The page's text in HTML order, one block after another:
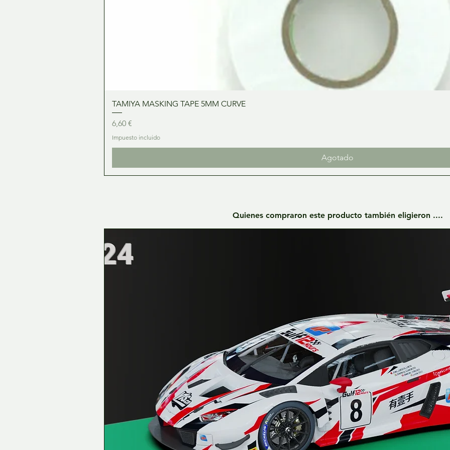
TAMIYA MASKING TAPE 5MM CURVE
Precio
6,60 €
Impuesto incluido
Agotado
Quienes compraron este producto también eligieron ....